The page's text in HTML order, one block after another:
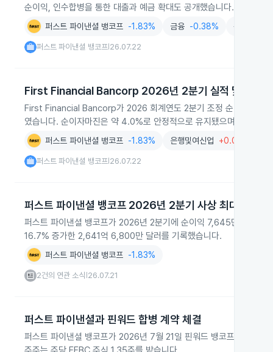
순이익, 인수합병을 통한 대출과 예금 확대도 공개했습니다.
퍼스트 파이낸셜 뱅코프 -1.83% 금융 -0.38% 상업은행
퍼스트 파이낸셜 뱅코프 26.07.22
First Financial Bancorp 2026년 2분기 실적 및 인수
First Financial Bancorp가 2026 회계연도 2분기 조정 순이익을
였습니다. 순이자마진은 약 4.0%로 안정적으로 유지됐으며 연내
퍼스트 파이낸셜 뱅코프 -1.83% 은행및여신업 +0.06%
퍼스트 파이낸셜 뱅코프 26.07.22
퍼스트 파이낸셜 뱅코프 2026년 2분기 사상 최대 실적
퍼스트 파이낸셜 뱅코프가 2026년 2분기에 순이익 7,645만 6천 달
16.7% 증가한 2,641억 6,800만 달러를 기록했습니다.
퍼스트 파이낸셜 뱅코프 -1.83%
2건의 연관 소식 26.07.21
퍼스트 파이낸셜과 핀워드 합병 계약 체결
퍼스트 파이낸셜 뱅코프가 2026년 7월 21일 핀워드 뱅코프와 합병